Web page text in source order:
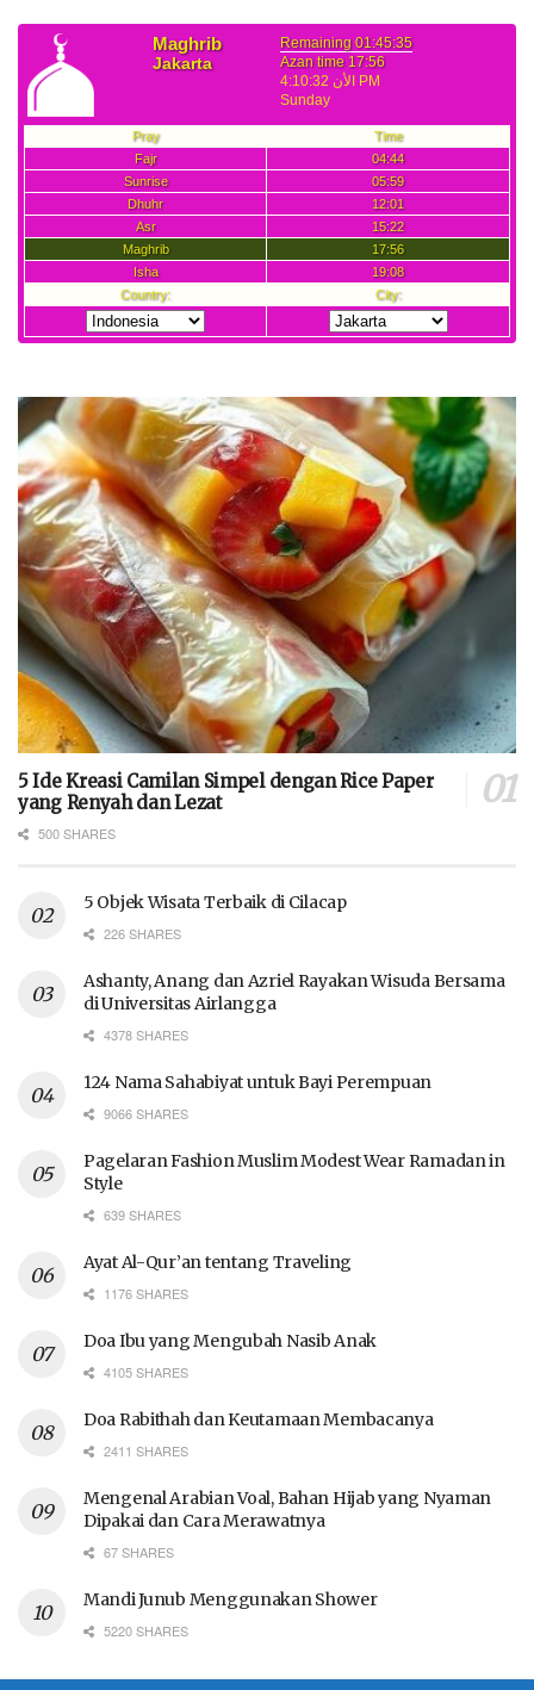
5 Ide Kreasi Camilan Simpel dengan Rice Paper
yang Renyah dan Lezat
500 SHARES
5 Objek Wisata Terbaik di Cilacap
226 SHARES
Ashanty, Anang dan Azriel Rayakan Wisuda Bersama
di Universitas Airlangga
4378 SHARES
124 Nama Sahabiyat untuk Bayi Perempuan
9066 SHARES
Pagelaran Fashion Muslim Modest Wear Ramadan in
Style
639 SHARES
Ayat Al-Qur’an tentang Traveling
1176 SHARES
Doa Ibu yang Mengubah Nasib Anak
4105 SHARES
Doa Rabithah dan Keutamaan Membacanya
2411 SHARES
Mengenal Arabian Voal, Bahan Hijab yang Nyaman
Dipakai dan Cara Merawatnya
67 SHARES
Mandi Junub Menggunakan Shower
5220 SHARES